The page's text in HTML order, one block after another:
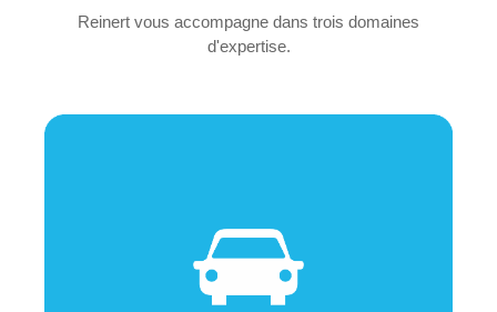
Reinert vous accompagne dans trois domaines
d'expertise.